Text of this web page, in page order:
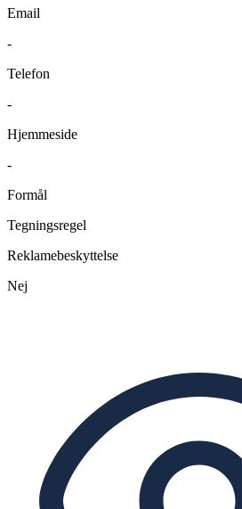
Email
-
Telefon
-
Hjemmeside
-
Formål
Tegningsregel
Reklamebeskyttelse
Nej